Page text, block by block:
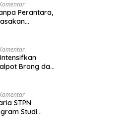
Kapolres Melawi AKBP
Bhabinkamtibmas
dan Tata
Perantara,
Brong dan
STPN
Studi